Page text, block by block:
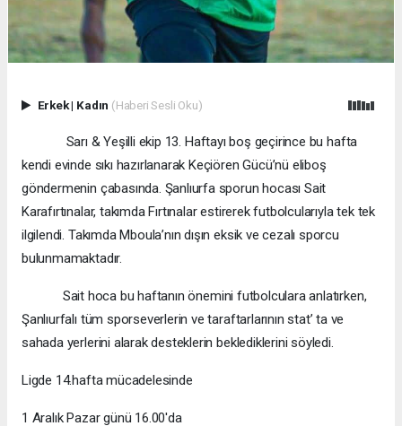
Erkek| Kadın (Haberi Sesli Oku)
Sarı & Yeşilli ekip 13. Haftayı boş geçirince bu hafta
kendi evinde sıkı hazırlanarak Keçiören Gücü’nü eliboş
göndermenin çabasında. Şanlıurfa sporun hocası Sait
Karafırtınalar, takımda Fırtınalar estirerek futbolcularıyla tek tek
ilgilendi. Takımda Mboula’nın dışın eksik ve cezalı sporcu
bulunmamaktadır.
Sait hoca bu haftanın önemini futbolculara anlatırken,
Şanlıurfalı tüm sporseverlerin ve taraftarlarının stat’ ta ve
sahada yerlerini alarak desteklerin beklediklerini söyledi.
Ligde 14.hafta mücadelesinde
1 Aralık Pazar günü 16.00'da